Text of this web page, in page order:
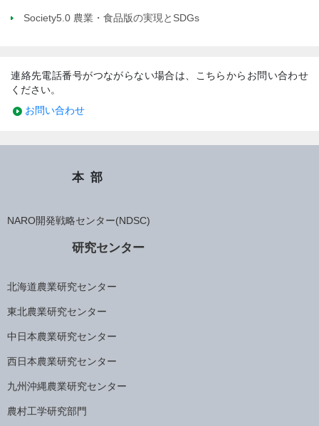
Society5.0 農業・食品版の実現とSDGs
連絡先電話番号がつながらない場合は、こちらからお問い合わせ
ください。
お問い合わせ
本部
NARO開発戦略センター(NDSC)
研究センター
北海道農業研究センター
東北農業研究センター
中日本農業研究センター
西日本農業研究センター
九州沖縄農業研究センター
農村工学研究部門